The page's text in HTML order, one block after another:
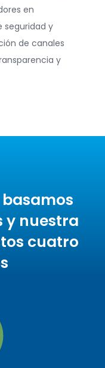
en
seguridad y
de canales
y
basamos
y nuestra
cuatro